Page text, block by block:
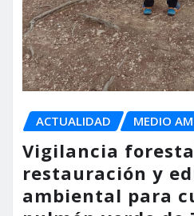
ACTUALIDAD MEDIO
Vigilancia
restauración y
ambiental para